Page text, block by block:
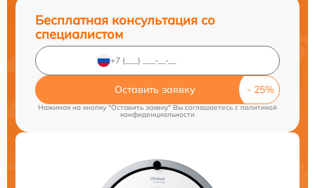
Бесплатная консультация со
специалистом
Оставить заявку
Нажимая на кнопку "Оставить заявку" Вы соглашаетесь cполитикой
конфиденциальности